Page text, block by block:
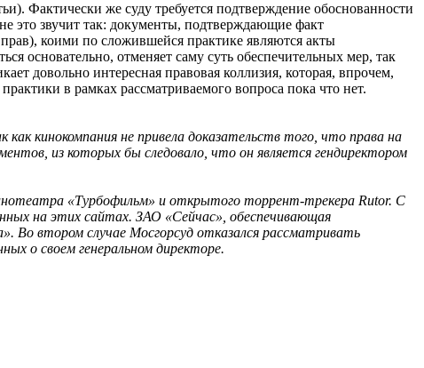
Фактически же суду требуется подтверждение обоснованности
это звучит так: документы, подтверждающие факт
коими по сложившейся практике являются акты
основательно, отменяет саму суть обеспечительных мер, так
довольно интересная правовая коллизия, которая, впрочем,
в рамках рассматриваемого вопроса пока что нет.
как кинокомпания не привела доказательств того, что права на
из которых бы следовало, что он является гендиректором
«Турбофильм» и открытого торрент-трекера Rutor. С
на этих сайтах. ЗАО «Сейчас», обеспечивающая
Во втором случае Мосгорсуд отказался рассматривать
о своем генеральном директоре.